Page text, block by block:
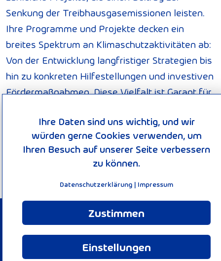
Senkung der Treibhausgasemissionen leisten.
Ihre Programme und Projekte decken ein
breites Spektrum an Klimaschutzaktivitäten ab:
Von der Entwicklung langfristiger Strategien bis
hin zu konkreten Hilfestellungen und investiven
Fördermaßnahmen. Diese Vielfalt ist Garant für
trägt zu einer Verankerung des Klimaschutzes
vor Ort bei. Von ihr profitieren Verbraucherinnen
und Verbraucher ebenso wie Unternehmen,
Kommunen oder Bildungseinrichtungen.
© 2026 KEEN-Verbund
Datenschutzerklärung
Ihre Daten sind uns wichtig, und wir
würden gerne Cookies verwenden, um
Ihren Besuch auf unserer Seite verbessern
zu können.
Datenschutzerklärung | Impressum
Zustimmen
Einstellungen